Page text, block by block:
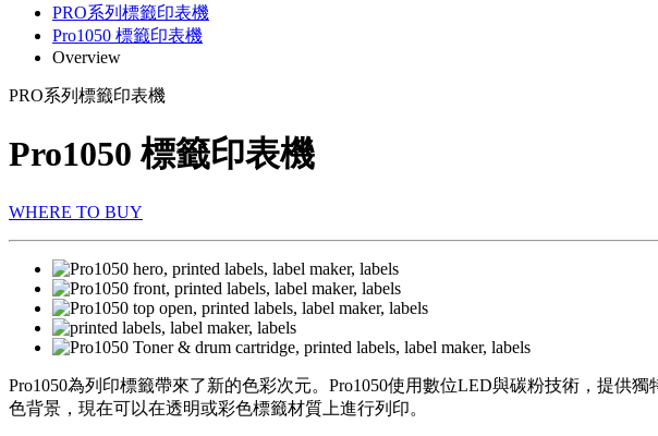
PRO系列標籤印表機
Pro1050 標籤印表機
Overview
PRO系列標籤印表機
Pro1050 標籤印表機
WHERE TO BUY
Pro1050為列印標籤帶來了新的色彩次元。Pro1050使用數位LED與碳粉技術，提供
色背景，現在可以在透明或彩色標籤材質上進行列印。